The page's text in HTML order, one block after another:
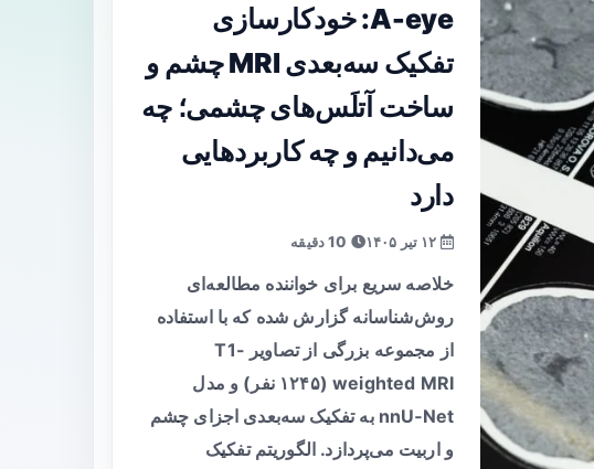
A-eye: خودکارسازی
تفکیک سه‌بعدی MRI چشم و
ساخت آتلَس‌های چشمی؛ چه
می‌دانیم و چه کاربردهایی
دارد
خلاصه سریع برای خواننده مطالعه‌ای
روش‌شناسانه گزارش شده که با استفاده
از مجموعه بزرگی از تصاویر T1-
weighted MRI (۱۲۴۵ نفر) و مدل
nnU‑Net به تفکیک سه‌بعدی اجزای چشم
و اربیت می‌پردازد. الگوریتم تفکیک